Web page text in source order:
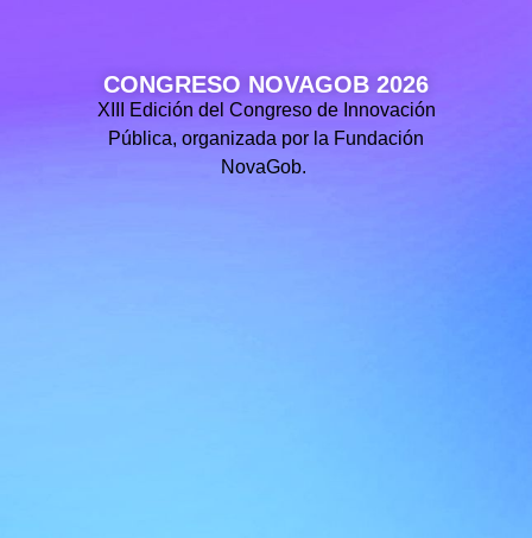
CONGRESO NOVAGOB 2026
XIII Edición del Congreso de Innovación
Pública, organizada por la Fundación
NovaGob.